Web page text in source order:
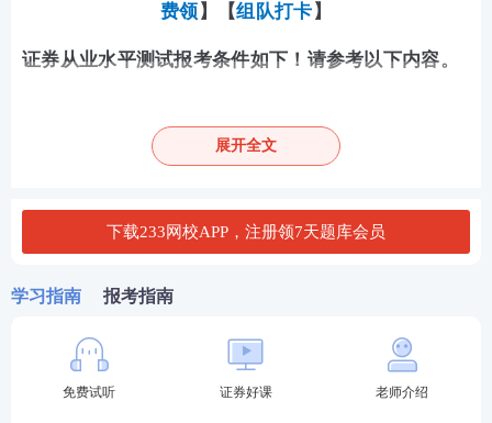
费领 】【组队打卡 】
证券从业水平测试报考条件如下！请参考以下内容。
1.报名截止日年满18周岁;
2.取得国务院教育行政部门认可的大专及以上学历;
3.或具有高中或相当于高中文化程度，且具有三十六
个月以上工作经历;
4.或证券公司、证券投资咨询公司等证券行业机构已
开具录用通知的大学本(专)科应届毕业生等人员;
展开全文
下载233网校APP，注册领7天题库会员
学习指南 报考指南
免费试听 证券好课 老师介绍